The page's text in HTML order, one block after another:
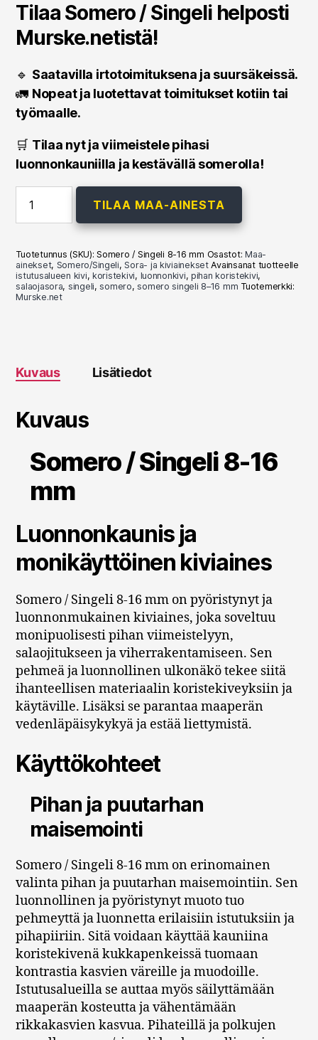
Tilaa Somero / Singeli helposti
Murske.netistä!
🔹 Saatavilla irtotoimituksena ja suursäkeissä.
🚛 Nopeat ja luotettavat toimitukset kotiin tai
työmaalle.
🛒 Tilaa nyt ja viimeistele pihasi
luonnonkauniilla ja kestävällä somerolla!
Somero/Singeli
16
määrä
TILAA MAA-AINESTA
Tuotetunnus (SKU):Somero / Singeli 8-16 mm Osastot:Maa-
ainekset, Somero/Singeli,Sora- ja kiviainekset Avainsanat tuotteelle
istutusalueen kivi, koristekivi, luonnonkivi, pihan koristekivi,
salaojasora, singeli,somero,somero singeli 8–16 mm Tuotemerkki:
Murske.net
Kuvaus Lisätiedot
Kuvaus
Somero / Singeli 8-16
mm
Luonnonkaunis ja
monikäyttöinen kiviaines
Somero / Singeli 8-16 mm on pyöristynyt ja
luonnonmukainen kiviaines, joka soveltuu
monipuolisesti pihan viimeistelyyn,
salaojitukseen ja viherrakentamiseen. Sen
pehmeä ja luonnollinen ulkonäkö tekee siitä
ihanteellisen materiaalin koristekiveyksiin ja
käytäville. Lisäksi se parantaa maaperän
vedenläpäisykykyä ja estää liettymistä.
Käyttökohteet
Pihan ja puutarhan
maisemointi
Somero / Singeli 8-16 mm on erinomainen
valinta pihan ja puutarhan maisemointiin. Sen
luonnollinen ja pyöristynyt muoto tuo
pehmeyttä ja luonnetta erilaisiin istutuksiin ja
pihapiiriin. Sitä voidaan käyttää kauniina
koristekivenä kukkapenkeissä tuomaan
kontrastia kasvien väreille ja muodoille.
Istutusalueilla se auttaa myös säilyttämään
maaperän kosteutta ja vähentämään
rikkakasvien kasvua. Pihateillä ja polkujen